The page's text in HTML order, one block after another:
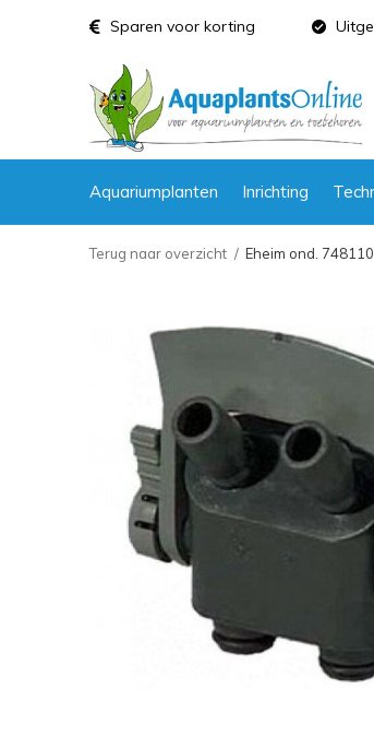
Aquariumplanten Inrichting
Sparen voor korting
Terug naar overzicht Eheim ond.